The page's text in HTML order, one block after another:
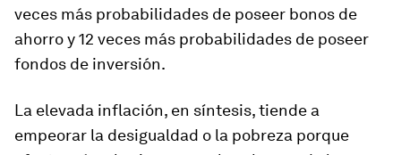
veces más probabilidades de poseer bonos de
ahorro y 12 veces más probabilidades de poseer
fondos de inversión.
La elevada inflación, en síntesis, tiende a
empeorar la desigualdad o la pobreza porque